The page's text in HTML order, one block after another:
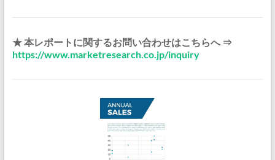
★ 本レポートに関するお問い合わせはこちらへ ⇒
https://www.marketresearch.co.jp/inquiry